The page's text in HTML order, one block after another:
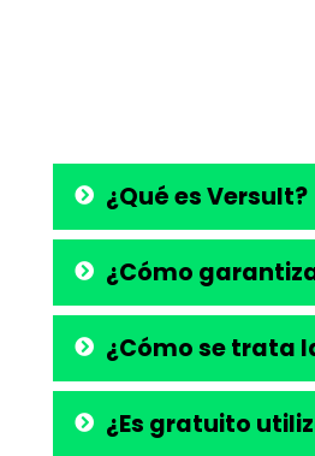
¿Qué es Versult?
¿Cómo
¿Cómo se trata
¿Es gratuito